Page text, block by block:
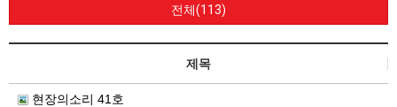
전체(113)
제목
현장의소리 41호